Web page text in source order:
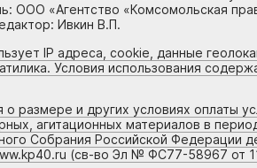
ООО «Агентство «Комсомольская
Ивкин В.П.
IP адреса, cookie, данные
Условия использования
о размере и других условиях оплаты
агитационных материалов в
Собрания Российской Федерации
(св-во Эл № ФС77-58967 от